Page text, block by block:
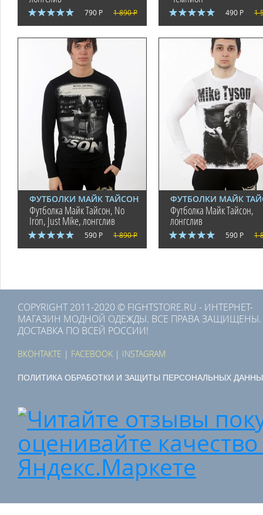
790 Р 1 890 Р 490 Р 1
ФУТБОЛКИ МАЙК ТАЙСОН
Футболка Майк Тайсон, No
Iron, Just Mike, лонгслив
590 Р 1 890 Р
ФУТБОЛКИ МАЙК
Футболка Майк Тайсон,
лонгслив
590 Р 1
COPYRIGHT 2011-2020 © FIGHTSTORE.RU - ИНТЕРНЕТ-
МАГАЗИН МОДНОЙ ОДЕЖДЫ. ВСЕ ПРАВА ЗАЩИЩЕНЫ.
ДОСТАВКА ПО ВСЕЙ РОССИИ!
ВКОНТАКТЕ | FACEBOOK | INSTAGRAM
ПОЛИТИКА ОБРАБОТКИ И ЗАЩИТЫ ПЕРСОНАЛЬНЫХ